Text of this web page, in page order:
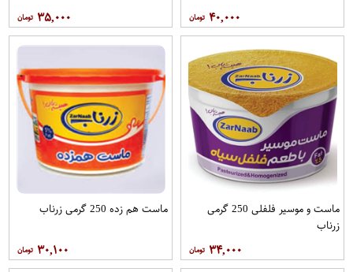
۴۰,۰۰۰ ۳۵,۰۰۰
ماست و موسیر فلفلی 250 گرمی
زرناب
۳۴,۰۰۰
ماست هم زده 250 گرمی زرناب
۳۰,۱۰۰